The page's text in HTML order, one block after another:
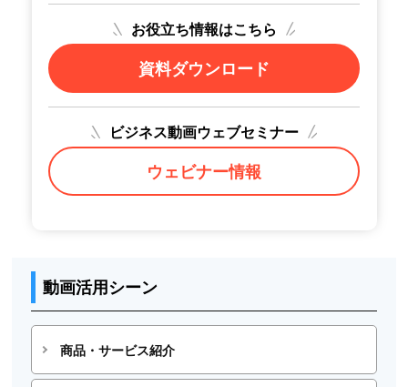
お役立ち情報はこちら
資料ダウンロード
ビジネス動画ウェブセミナー
ウェビナー情報
動画活用シーン
商品・サービス紹介